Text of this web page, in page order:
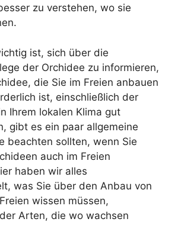
zu verstehen, wo sie
ist, sich über die
der Orchidee zu informieren,
die Sie im Freien anbauen
ist, einschließlich der
Ihrem lokalen Klima gut
gibt es ein paar allgemeine
beachten sollten, wenn Sie
auch im Freien
haben wir alles
was Sie über den Anbau von
wissen müssen,
Arten, die wo wachsen